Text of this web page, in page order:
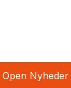
Open Nyheder